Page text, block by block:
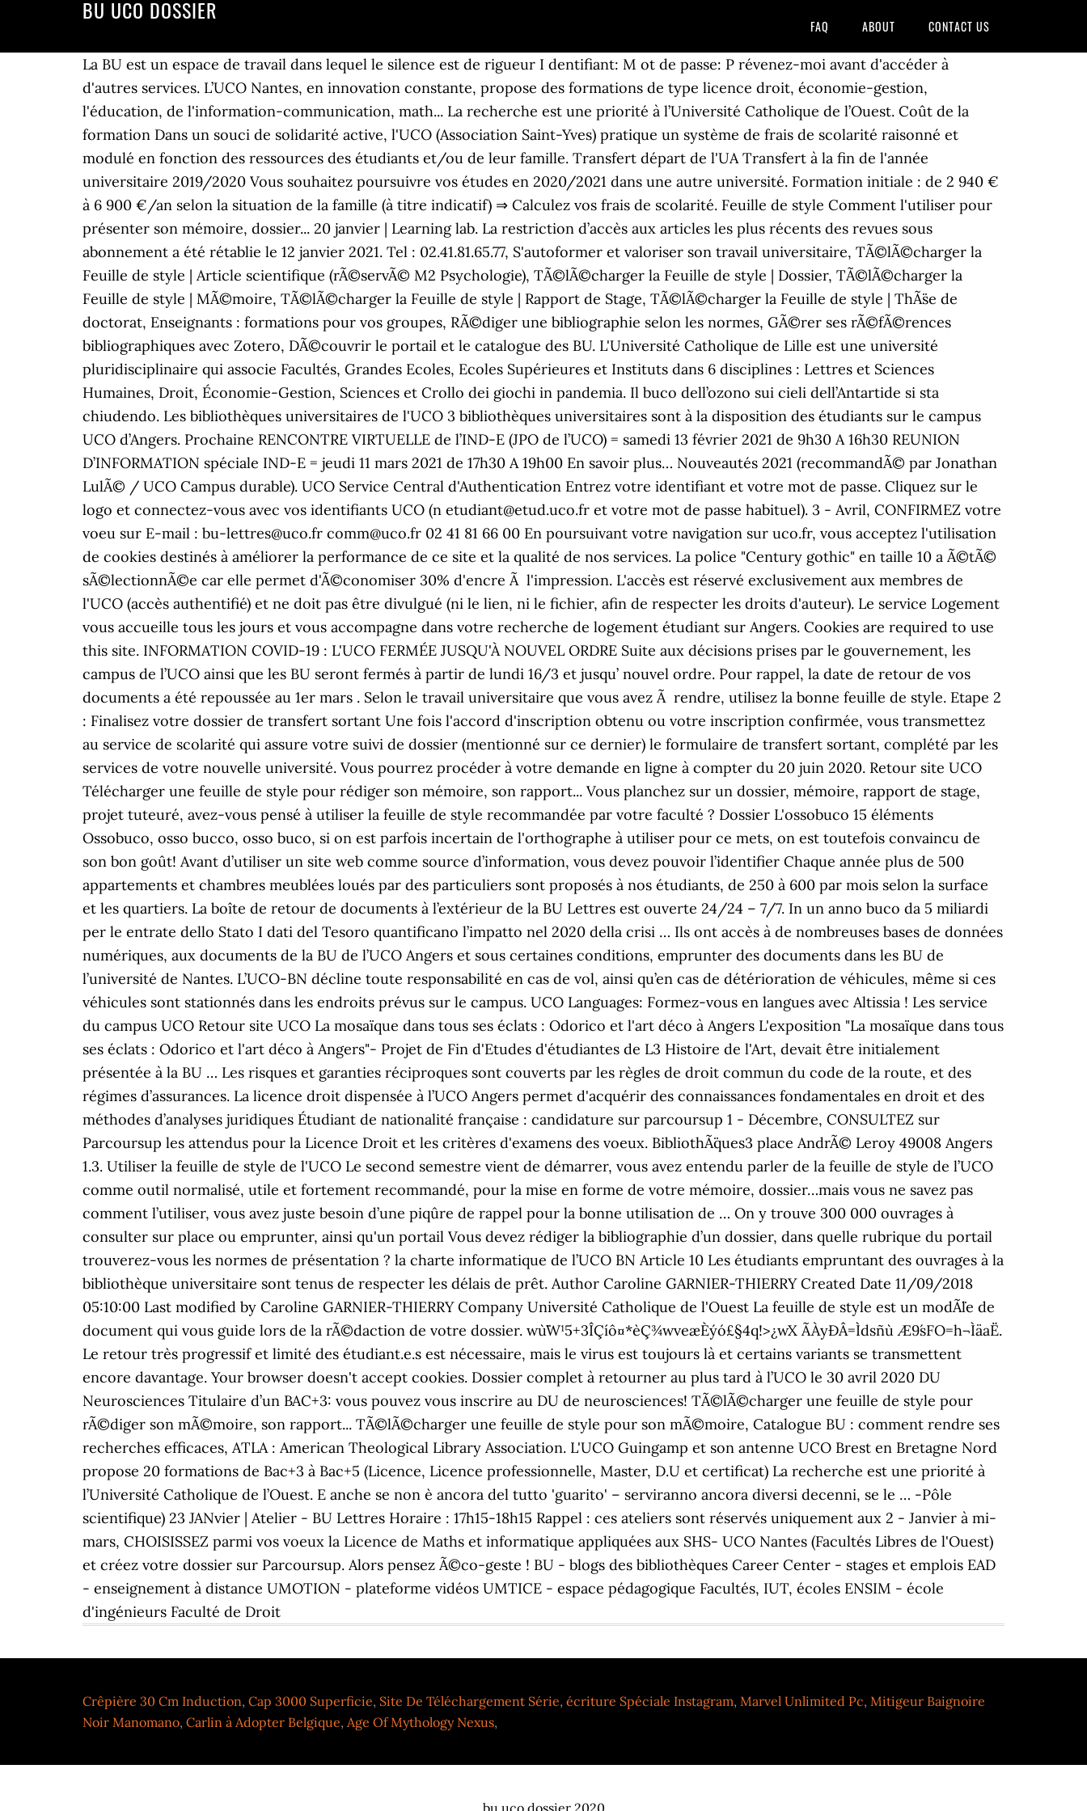
BU UCO DOSSIER
FAQ ABOUT CONTACT US
La BU est un espace de travail dans lequel le silence est de rigueur I dentifiant: M ot de passe: P révenez-moi avant d'accéder à
d'autres services. L’UCO Nantes, en innovation constante, propose des formations de type licence droit, économie-gestion,
l'éducation, de l'information-communication, math... La recherche est une priorité à l’Université Catholique de l’Ouest. Coût de la
formation Dans un souci de solidarité active, l'UCO (Association Saint-Yves) pratique un système de frais de scolarité raisonné et
modulé en fonction des ressources des étudiants et/ou de leur famille. Transfert départ de l'UA Transfert à la fin de l'année
universitaire 2019/2020 Vous souhaitez poursuivre vos études en 2020/2021 dans une autre université. Formation initiale : de 2 940 €
à 6 900 €/an selon la situation de la famille (à titre indicatif) ⇒ Calculez vos frais de scolarité. Feuille de style Comment l'utiliser pour
présenter son mémoire, dossier... 20 janvier | Learning lab. La restriction d’accès aux articles les plus récents des revues sous
abonnement a été rétablie le 12 janvier 2021. Tel : 02.41.81.65.77, S'autoformer et valoriser son travail universitaire, TÃ©lÃ©charger la
Feuille de style | Article scientifique (rÃ©servÃ© M2 Psychologie), TÃ©lÃ©charger la Feuille de style | Dossier, TÃ©lÃ©charger la
Feuille de style | MÃ©moire, TÃ©lÃ©charger la Feuille de style | Rapport de Stage, TÃ©lÃ©charger la Feuille de style | ThÃ¨se de
doctorat, Enseignants : formations pour vos groupes, RÃ©diger une bibliographie selon les normes, GÃ©rer ses rÃ©fÃ©rences
bibliographiques avec Zotero, DÃ©couvrir le portail et le catalogue des BU. L'Université Catholique de Lille est une université
pluridisciplinaire qui associe Facultés, Grandes Ecoles, Ecoles Supérieures et Instituts dans 6 disciplines : Lettres et Sciences
Humaines, Droit, Économie-Gestion, Sciences et Crollo dei giochi in pandemia. Il buco dell’ozono sui cieli dell’Antartide si sta
chiudendo. Les bibliothèques universitaires de l'UCO 3 bibliothèques universitaires sont à la disposition des étudiants sur le campus
UCO d’Angers. Prochaine RENCONTRE VIRTUELLE de l’IND-E (JPO de l’UCO) = samedi 13 février 2021 de 9h30 A 16h30 REUNION
D’INFORMATION spéciale IND-E = jeudi 11 mars 2021 de 17h30 A 19h00 En savoir plus… Nouveautés 2021 (recommandÃ© par Jonathan
LulÃ© / UCO Campus durable). UCO Service Central d'Authentication Entrez votre identifiant et votre mot de passe. Cliquez sur le
logo et connectez-vous avec vos identifiants UCO (n etudiant@etud.uco.fr et votre mot de passe habituel). 3 - Avril, CONFIRMEZ votre
voeu sur E-mail : bu-lettres@uco.fr comm@uco.fr 02 41 81 66 00 En poursuivant votre navigation sur uco.fr, vous acceptez l'utilisation
de cookies destinés à améliorer la performance de ce site et la qualité de nos services. La police "Century gothic" en taille 10 a Ã©tÃ©
sÃ©lectionnÃ©e car elle permet d'Ã©conomiser 30% d'encre Ã l'impression. L'accès est réservé exclusivement aux membres de
l'UCO (accès authentifié) et ne doit pas être divulgué (ni le lien, ni le fichier, afin de respecter les droits d'auteur). Le service Logement
vous accueille tous les jours et vous accompagne dans votre recherche de logement étudiant sur Angers. Cookies are required to use
this site. INFORMATION COVID-19 : L'UCO FERMÉE JUSQU'À NOUVEL ORDRE Suite aux décisions prises par le gouvernement, les
campus de l’UCO ainsi que les BU seront fermés à partir de lundi 16/3 et jusqu’ nouvel ordre. Pour rappel, la date de retour de vos
documents a été repoussée au 1er mars . Selon le travail universitaire que vous avez Ã rendre, utilisez la bonne feuille de style. Etape 2
: Finalisez votre dossier de transfert sortant Une fois l'accord d'inscription obtenu ou votre inscription confirmée, vous transmettez
au service de scolarité qui assure votre suivi de dossier (mentionné sur ce dernier) le formulaire de transfert sortant, complété par les
services de votre nouvelle université. Vous pourrez procéder à votre demande en ligne à compter du 20 juin 2020. Retour site UCO
Télécharger une feuille de style pour rédiger son mémoire, son rapport... Vous planchez sur un dossier, mémoire, rapport de stage,
projet tuteuré, avez-vous pensé à utiliser la feuille de style recommandée par votre faculté ? Dossier L'ossobuco 15 éléments
Ossobuco, osso bucco, osso buco, si on est parfois incertain de l'orthographe à utiliser pour ce mets, on est toutefois convaincu de
son bon goût! Avant d’utiliser un site web comme source d’information, vous devez pouvoir l’identifier Chaque année plus de 500
appartements et chambres meublées loués par des particuliers sont proposés à nos étudiants, de 250 à 600 par mois selon la surface
et les quartiers. La boîte de retour de documents à l’extérieur de la BU Lettres est ouverte 24/24 – 7/7. In un anno buco da 5 miliardi
per le entrate dello Stato I dati del Tesoro quantificano l’impatto nel 2020 della crisi … Ils ont accès à de nombreuses bases de données
numériques, aux documents de la BU de l’UCO Angers et sous certaines conditions, emprunter des documents dans les BU de
l’université de Nantes. L’UCO-BN décline toute responsabilité en cas de vol, ainsi qu’en cas de détérioration de véhicules, même si ces
véhicules sont stationnés dans les endroits prévus sur le campus. UCO Languages: Formez-vous en langues avec Altissia ! Les service
du campus UCO Retour site UCO La mosaïque dans tous ses éclats : Odorico et l'art déco à Angers L'exposition "La mosaïque dans tous
ses éclats : Odorico et l'art déco à Angers"- Projet de Fin d'Etudes d'étudiantes de L3 Histoire de l'Art, devait être initialement
présentée à la BU … Les risques et garanties réciproques sont couverts par les règles de droit commun du code de la route, et des
régimes d’assurances. La licence droit dispensée à l’UCO Angers permet d'acquérir des connaissances fondamentales en droit et des
méthodes d’analyses juridiques Étudiant de nationalité française : candidature sur parcoursup 1 - Décembre, CONSULTEZ sur
Parcoursup les attendus pour la Licence Droit et les critères d'examens des voeux. BibliothÃ¨ques3 place AndrÃ© Leroy 49008 Angers
1.3. Utiliser la feuille de style de l'UCO Le second semestre vient de démarrer, vous avez entendu parler de la feuille de style de l’UCO
comme outil normalisé, utile et fortement recommandé, pour la mise en forme de votre mémoire, dossier…mais vous ne savez pas
comment l’utiliser, vous avez juste besoin d’une piqûre de rappel pour la bonne utilisation de … On y trouve 300 000 ouvrages à
consulter sur place ou emprunter, ainsi qu'un portail Vous devez rédiger la bibliographie d’un dossier, dans quelle rubrique du portail
trouverez-vous les normes de présentation ? la charte informatique de l’UCO BN Article 10 Les étudiants empruntant des ouvrages à la
bibliothèque universitaire sont tenus de respecter les délais de prêt. Author Caroline GARNIER-THIERRY Created Date 11/09/2018
05:10:00 Last modified by Caroline GARNIER-THIERRY Company Université Catholique de l'Ouest La feuille de style est un modÃ¨le de
document qui vous guide lors de la rÃ©daction de votre dossier. wù¨W¹5+3ÎÇíô¤*èÇ¾wveæÈýó£§4q­!>¿wX ÃÀyÐÂ=Ìdsñù Æ9´sFO=h¬ÌäaË.
Le retour très progressif et limité des étudiant.e.s est nécessaire, mais le virus est toujours là et certains variants se transmettent
encore davantage. Your browser doesn't accept cookies. Dossier complet à retourner au plus tard à l’UCO le 30 avril 2020 DU
Neurosciences Titulaire d’un BAC+3: vous pouvez vous inscrire au DU de neurosciences! TÃ©lÃ©charger une feuille de style pour
rÃ©diger son mÃ©moire, son rapport... TÃ©lÃ©charger une feuille de style pour son mÃ©moire, Catalogue BU : comment rendre ses
recherches efficaces, ATLA : American Theological Library Association. L'UCO Guingamp et son antenne UCO Brest en Bretagne Nord
propose 20 formations de Bac+3 à Bac+5 (Licence, Licence professionnelle, Master, D.U et certificat) La recherche est une priorité à
l’Université Catholique de l’Ouest. E anche se non è ancora del tutto 'guarito' – serviranno ancora diversi decenni, se le … -Pôle
scientifique) 23 JANvier | Atelier - BU Lettres Horaire : 17h15-18h15 Rappel : ces ateliers sont réservés uniquement aux 2 - Janvier à mi-
mars, CHOISISSEZ parmi vos voeux la Licence de Maths et informatique appliquées aux SHS- UCO Nantes (Facultés Libres de l'Ouest)
et créez votre dossier sur Parcoursup. Alors pensez Ã©co-geste ! BU - blogs des bibliothèques Career Center - stages et emplois EAD
- enseignement à distance UMOTION - plateforme vidéos UMTICE - espace pédagogique Facultés, IUT, écoles ENSIM - école
d'ingénieurs Faculté de Droit
Crêpière 30 Cm Induction, Cap 3000 Superficie, Site De Téléchargement Série, écriture Spéciale Instagram, Marvel Unlimited Pc, Mitigeur Baignoire
Noir Manomano, Carlin à Adopter Belgique, Age Of Mythology Nexus,
bu uco dossier 2020